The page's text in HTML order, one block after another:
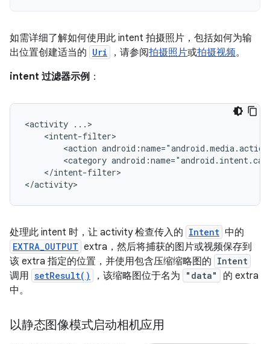
如需详细了解如何使用此 intent 拍摄照片，包括如何为输
出位置创建适当的 Uri ，请参阅拍摄照片或拍摄视频。
intent 过滤器示例 ：
<activity
<action
<category
</intent-filter>
</activity>
处理此 intent 时，让 activity 检查传入的 Intent 中的
EXTRA_OUTPUT extra，然后将捕获的图片或视频保存到
该 extra 指定的位置，并使用包含压缩缩略图的 Intent
调用 setResult() ，该缩略图位于名为 "data"
的 extra
中。
以静态图像模式启动相机应用